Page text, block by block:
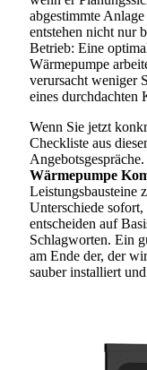
abgestimmte
entstehen nicht nur
Betrieb: Eine
Wärmepumpe
verursacht weniger
eines durchdachten
Wenn Sie jetzt
Checkliste aus
Wärmepumpe
Leistungsbausteine
Unterschiede
entscheiden auf
Schlagworten. Ein
am Ende der, der
sauber installiert